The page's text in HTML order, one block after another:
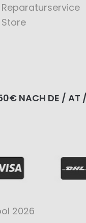
Reparaturservice
Store
NACH DE / AT
2026